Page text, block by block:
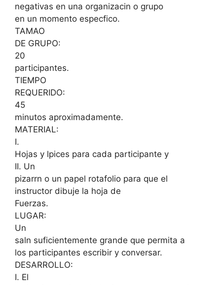
negativas en una organizacin o grupo
en un momento especfico.
TAMAO
DE GRUPO:
20
participantes.
TIEMPO
REQUERIDO:
45
minutos aproximadamente.
MATERIAL:
I.
Hojas y lpices para cada participante y
II. Un
pizarrn o un papel rotafolio para que el
instructor dibuje la hoja de
Fuerzas.
LUGAR:
Un
saln suficientemente grande que permita a
los participantes escribir y conversar.
DESARROLLO:
I. El